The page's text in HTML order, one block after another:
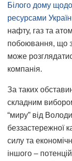
Білого дому
ресурсами
нафту, газ та
побоювання, що
може
компанія.
За таких
складним
“миру” від
беззастережної
силу та
іншого –